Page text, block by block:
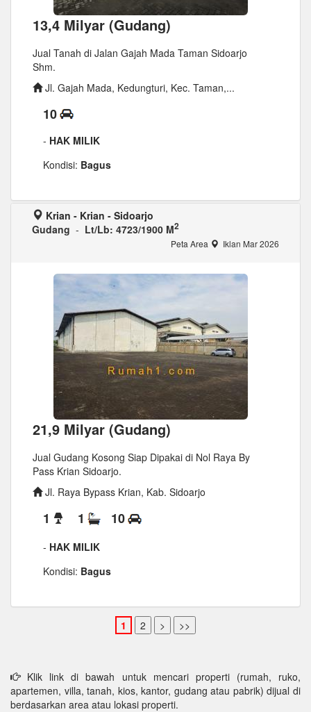
13,4 Milyar (Gudang)
Jual Tanah di Jalan Gajah Mada Taman Sidoarjo
Shm.
Jl. Gajah Mada, Kedungturi, Kec. Taman,...
10
- HAK MILIK
Kondisi: Bagus
Krian - Krian - Sidoarjo
Gudang - Lt/Lb: 4723/1900 M2
Peta Area Iklan Mar 2026
21,9 Milyar (Gudang)
Jual Gudang Kosong Siap Dipakai di Nol Raya By
Pass Krian Sidoarjo.
Jl. Raya Bypass Krian, Kab. Sidoarjo
1 1 10
- HAK MILIK
Kondisi: Bagus
Klik link di bawah untuk mencari properti (rumah, ruko,
apartemen, villa, tanah, kios, kantor, gudang atau pabrik) dijual di
berdasarkan area atau lokasi properti.